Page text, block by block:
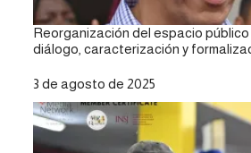
Reorganización del espacio público
diálogo, caracterización y
Fecha
3 de agosto de 2025